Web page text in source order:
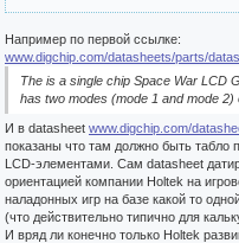
Например по первой ссылке:
www.digchip.com/datasheets/parts/
The is a single chip Space War LCD
has two modes (mode 1 and mode
И в datasheet www.digchip.com/
показаны что там должно быть табло
LCD-элементами. Сам datasheet
ориентацией компании Holtek на
наладонных игр на базе какой то
(что действительно типично для
И вряд ли конечно только Holtek